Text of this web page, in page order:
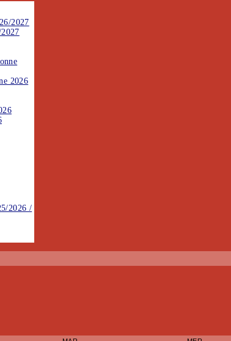
2026
2026 /